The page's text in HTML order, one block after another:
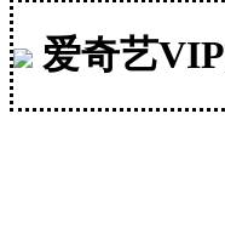
爱奇艺